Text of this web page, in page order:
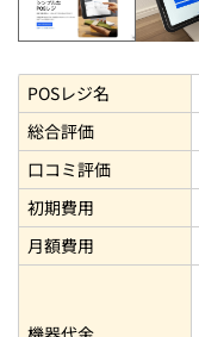
POSレジ名
総合評価
口コミ評価
初期費用
月額費用